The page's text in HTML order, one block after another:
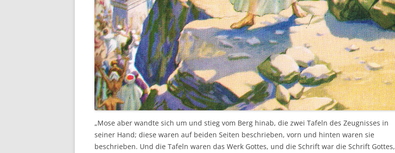
„Mose aber wandte sich um und stieg vom Berg hinab, die zwei Tafeln des Zeugnisses in
seiner Hand; diese waren auf beiden Seiten beschrieben, vorn und hinten waren sie
beschrieben. Und die Tafeln waren das Werk Gottes, und die Schrift war die Schrift Gottes,